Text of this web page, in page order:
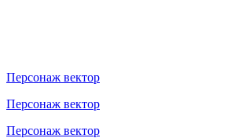
Персонаж вектор
Персонаж вектор
Персонаж вектор